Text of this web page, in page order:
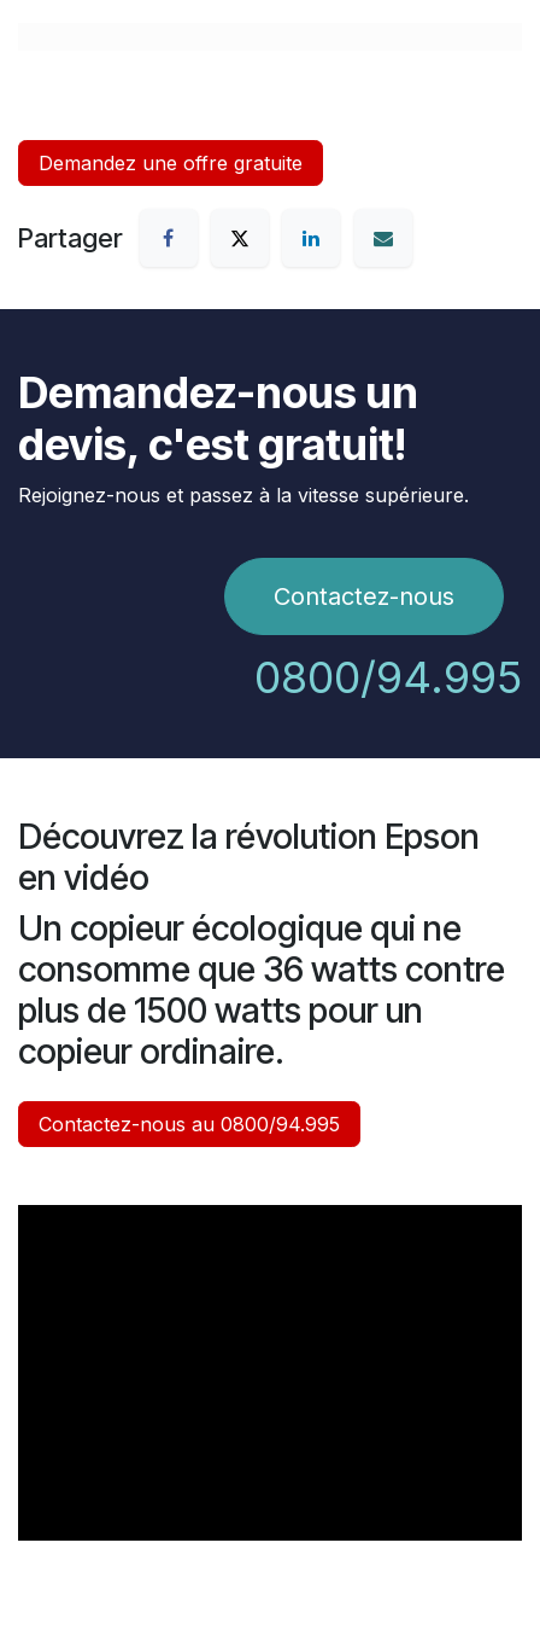
Demandez une offre gratuite
Partager
Demandez-nous un
devis, c'est gratuit!
Rejoignez-nous et passez à la vitesse supérieure.
Contactez-nous
0800/94.995
Découvrez la révolution Epson
en vidéo
Un copieur écologique qui ne
consomme que 36 watts contre
plus de 1500 watts pour un
copieur ordinaire.
Contactez-nous au 0800/94.995